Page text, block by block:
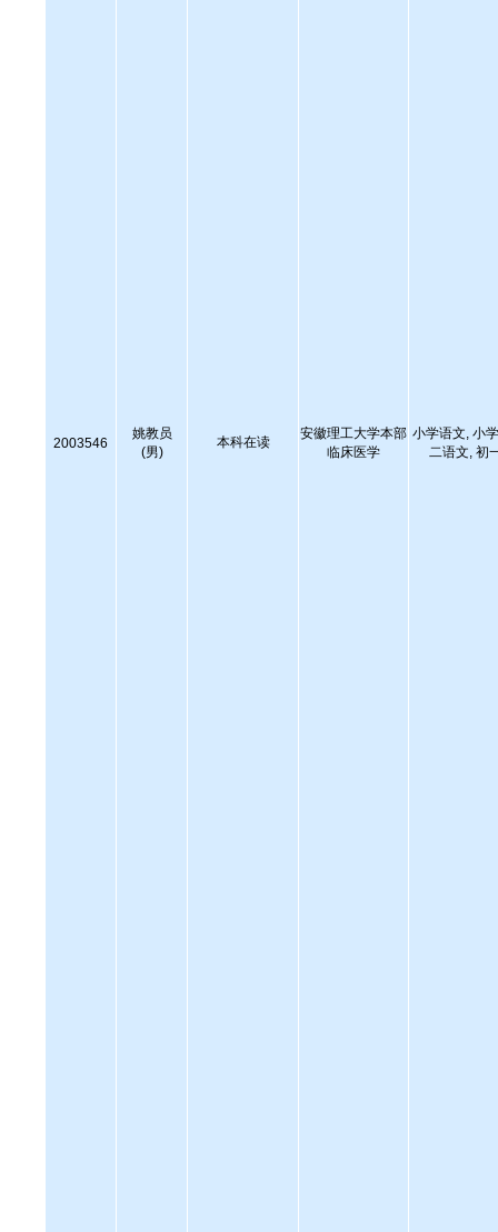
2003546
姚教员
(男)
本科在读
安徽理工大学本部
临床医学
小学语文, 小
二语文, 初